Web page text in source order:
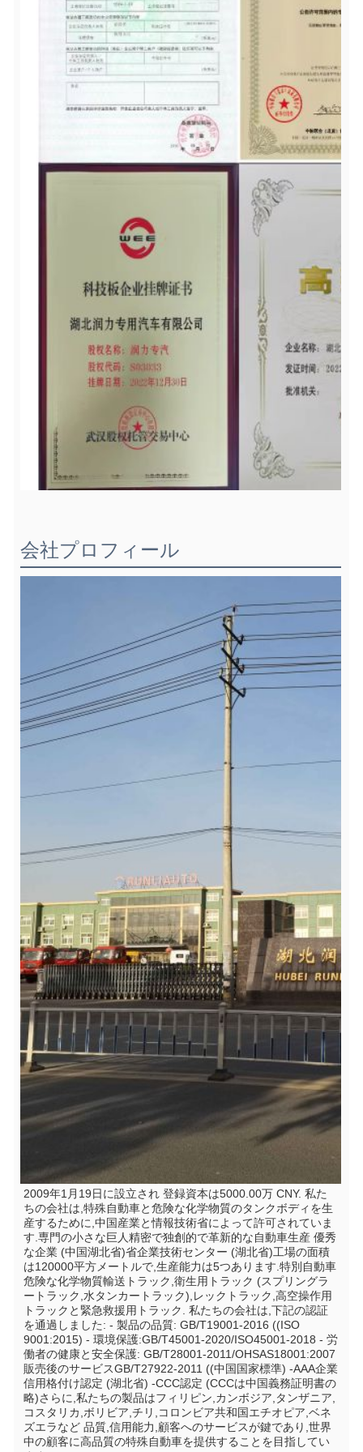
会社プロフィール
2009年1月19日に設立され 登録資本は5000.00万 CNY. 私た
ちの会社は,特殊自動車と危険な化学物質のタンクボディを生
産するために,中国産業と情報技術省によって許可されていま
す.専門の小さな巨人精密で独創的で革新的な自動車生産 優秀
な企業 (中国湖北省)省企業技術センター (湖北省)工場の面積
は120000平方メートルで,生産能力は5つあります.特別自動車
危険な化学物質輸送トラック,衛生用トラック (スプリングラ
ートラック,水タンカートラック),レックトラック,高空操作用
トラックと緊急救援用トラック. 私たちの会社は,下記の認証
を通過しました: - 製品の品質: GB/T19001-2016 ((ISO
9001:2015) - 環境保護:GB/T45001-2020/ISO45001-2018 - 労
働者の健康と安全保護: GB/T28001-2011/OHSAS18001:2007
販売後のサービスGB/T27922-2011 ((中国国家標準) -AAA企業
信用格付け認定 (湖北省) -CCC認定 (CCCは中国義務証明書の
略)さらに,私たちの製品はフィリピン,カンボジア,タンザニア,
コスタリカ,ボリビア,チリ,コロンビア共和国エチオピア,ベネ
ズエラなど 品質,信用能力,顧客へのサービスが鍵であり,世界
中の顧客に高品質の特殊自動車を提供することを目指してい